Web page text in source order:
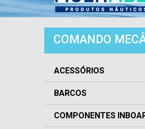
COMANDO
ACESSÓRIOS
BARCOS
COMPONENTES